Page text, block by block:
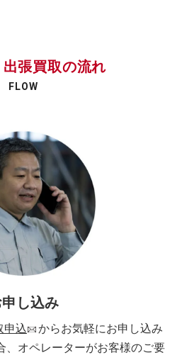
張買取の流れ
FLOW
し込み
申込
からお気軽にお申し込み
、オペレーターがお客様のご要